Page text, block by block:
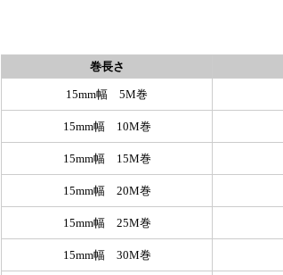
巻長さ
15mm幅 5M巻
15mm幅 10M巻
15mm幅 15M巻
15mm幅 20M巻
15mm幅 25M巻
15mm幅 30M巻